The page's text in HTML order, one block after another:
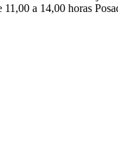
11,00 a 14,00 horas